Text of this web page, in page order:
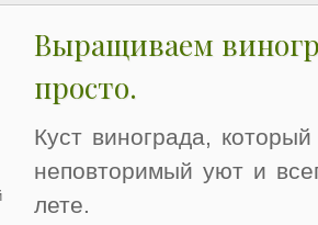
Выращиваем
просто.
Куст винограда,
неповторимый уют и
лете.